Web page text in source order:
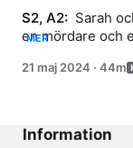
S2, A2: Sarah
en mördare och
försvinnande.
MER
21 maj 2024 · 44m
Information